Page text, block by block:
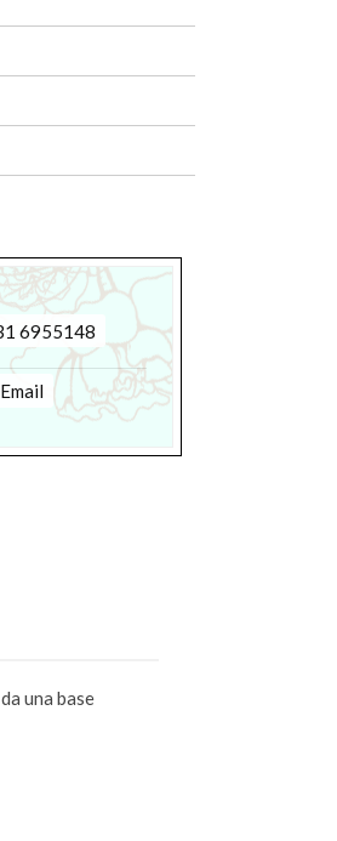
6955148
Email
una base